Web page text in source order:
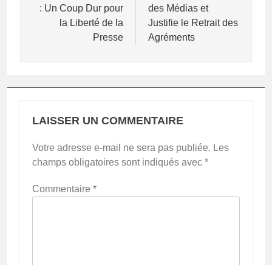
: Un Coup Dur pour
la Liberté de la
Presse
des Médias et
Justifie le Retrait des
Agréments
LAISSER UN COMMENTAIRE
Votre adresse e-mail ne sera pas publiée. Les
champs obligatoires sont indiqués avec *
Commentaire *